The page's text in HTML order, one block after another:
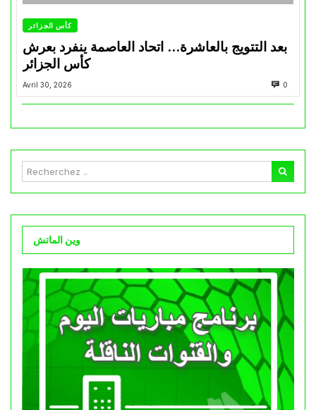
كأس الجزائر
بعد التتويج بالعاشرة… اتحاد العاصمة ينفرد بعرش
كأس الجزائر
Avril 30, 2026 0
وين الماتش